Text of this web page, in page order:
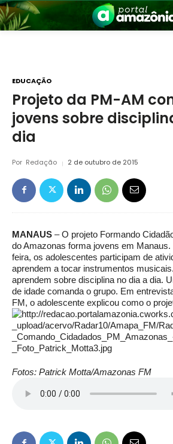
Amazônia
EDUCAÇÃO
Projeto da PM-AM
jovens sobre
dia
Por Redação 2 de outubro de 2015
MANAUS – O projeto Formando
do Amazonas forma jovens em
feira, os adolescentes participam de
aprendem a tocar instrumentos
aprendem sobre disciplina no dia a dia.
de idade comanda o grupo. Em
FM, o adolescente explicou como o
Fotos: Patrick Motta/Amazonas FM